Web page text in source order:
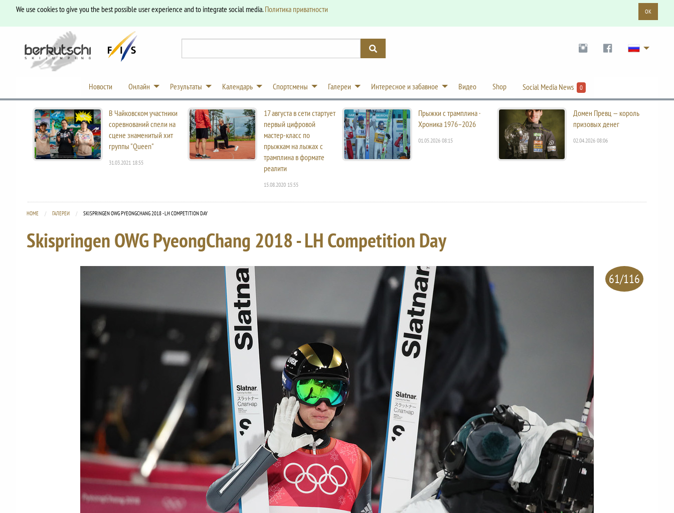
We use cookies to give you the best possible user experience and to integrate social media.Политика приватности OK
Новости Онлайн Результаты Календарь Спортсмены Галереи Интересное и забавное Видео Shop Social Media News 0
В Чайковском участники
соревнований спели на
сцене знаменитый хит
группы "Queen"
31.03.2021 18:55
17 августа в сети стартует
первый цифровой
мастер-класс по
прыжкам на лыжах с
трамплина в формате
реалити
15.08.2020 15:55
Прыжки с трамплина ·
Хроника 1976–2026
01.05.2026 08:15
Домен Превц — король
призовых денег
02.04.2026 08:06
HOME ГАЛЕРЕИ CURRENT:
SKISPRINGEN OWG PYEONGCHANG 2018 - LH COMPETITION DAY
Skispringen OWG PyeongChang 2018 - LH Competition Day
61/116